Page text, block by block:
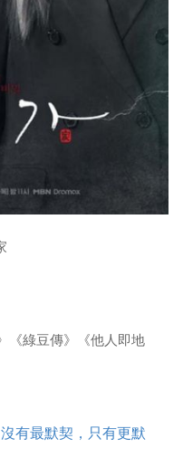
《綠豆傳》《他人即地
有最默契，只有更默